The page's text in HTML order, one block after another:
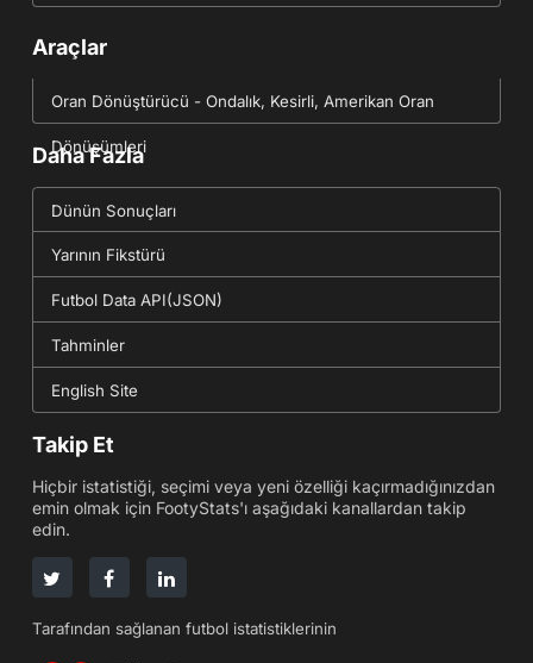
Araçlar
Oran Dönüştürücü - Ondalık, Kesirli, Amerikan Oran
Dönüşümleri
Daha Fazla
Dünün Sonuçları
Yarının Fikstürü
Futbol Data API(JSON)
Tahminler
English Site
Takip Et
Hiçbir istatistiği, seçimi veya yeni özelliği kaçırmadığınızdan
emin olmak için FootyStats'ı aşağıdaki kanallardan takip
edin.
Tarafından sağlanan futbol istatistiklerinin